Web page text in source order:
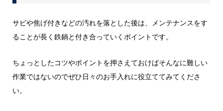
サビや焦げ付きなどの汚れを落とした後は、メンテナンスをす
ることが長く鉄鍋と付き合っていくポイントです。
ちょっとしたコツやポイントを押さえておけばそんなに難しい
作業ではないのでぜひ日々のお手入れに役立ててみてくださ
い。